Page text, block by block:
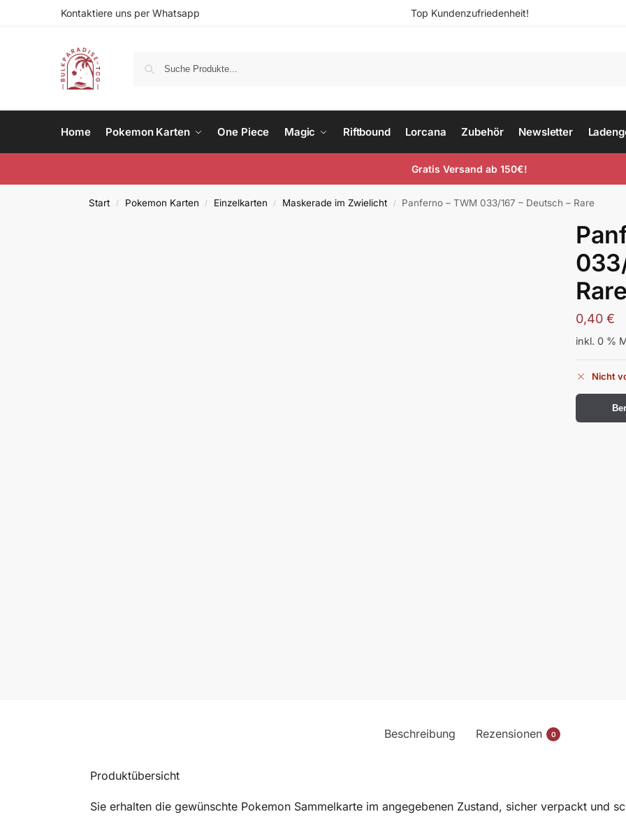
Kontaktiere uns per Whatsapp Top Kundenzufriedenheit!
Home Pokemon Karten One Piece Magic Riftbound Lorcana Zubehör Newsletter
Gratis Versand ab 150€!
Start / Pokemon Karten / Einzelkarten / Maskerade im Zwielicht / Panferno – TWM 033/167 – Deutsch – Rare
Rare
0,40€
inkl. 0 %
Nicht
Beschreibung Rezensionen 0
Produktübersicht
Sie erhalten die gewünschte Pokemon Sammelkarte im angegebenen Zustand, sicher verpackt und